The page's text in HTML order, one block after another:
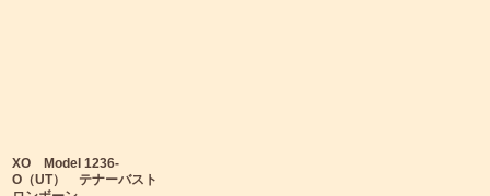
XO Model 1236-
O（UT） テナーバスト